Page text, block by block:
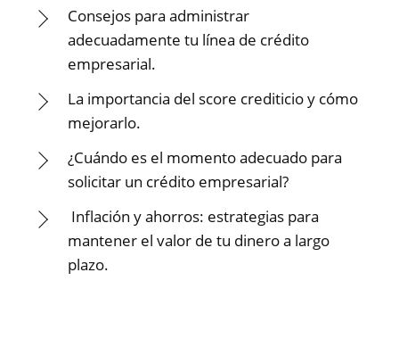
Consejos para administrar
adecuadamente tu línea de crédito
empresarial.
La importancia del score crediticio y cómo
mejorarlo.
¿Cuándo es el momento adecuado para
solicitar un crédito empresarial?
Inflación y ahorros: estrategias para
mantener el valor de tu dinero a largo
plazo.